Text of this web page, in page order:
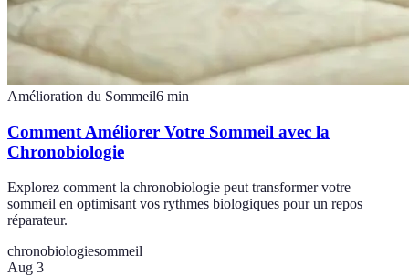
Amélioration du Sommeil6 min
Comment Améliorer Votre Sommeil avec la
Chronobiologie
Explorez comment la chronobiologie peut transformer votre
sommeil en optimisant vos rythmes biologiques pour un repos
réparateur.
chronobiologiesommeil
Aug 3